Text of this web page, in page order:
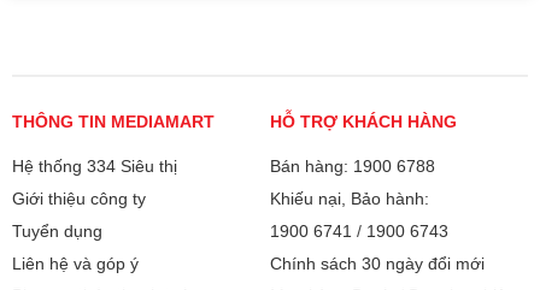
lắp xong đã chảy nước, làm
thuật. Vậy lắp đặt điều hòa cần
lưu ý những gì? Hãy cùng điểm
các sai lầm đắt giá mà bạn cần
đặc biệt giám sát khi thợ thi
tâm lớn từ người tiêu dùng, đặc
vừa và nhỏ. Vậy điều hòa 9000
BTU dùng cho phòng bao nhiêu
chính xác nhằm tối ưu hóa chi
THÔNG TIN MEDIAMART
Hệ thống 334 Siêu thị
Giới thiệu công ty
Tuyển dụng
Liên hệ và góp ý
HỖ TRỢ KHÁCH HÀNG
Bán hàng: 1900 6788
Khiếu nại, Bảo hành:
1900 6741 / 1900 6743
Chính sách 30 ngày đổi mới